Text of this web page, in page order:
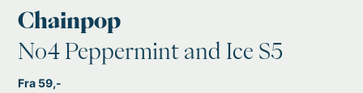
Chainpop
No4 Peppermint and Ice S5
Fra 59,-